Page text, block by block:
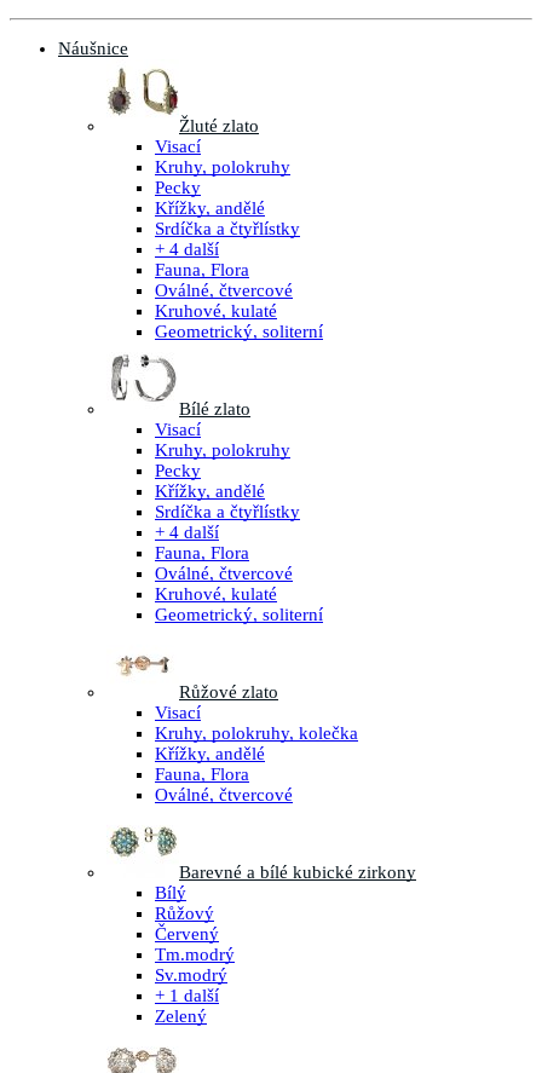
Náušnice
Žluté zlato
Visací
Kruhy, polokruhy
Pecky
Křížky, andělé
Srdíčka a čtyřlístky
+ 4 další
Fauna, Flora
Oválné, čtvercové
Kruhové, kulaté
Geometrický, soliterní
Bílé zlato
Visací
Kruhy, polokruhy
Pecky
Křížky, andělé
Srdíčka a čtyřlístky
+ 4 další
Fauna, Flora
Oválné, čtvercové
Kruhové, kulaté
Geometrický, soliterní
Růžové zlato
Visací
Kruhy, polokruhy, kolečka
Křížky, andělé
Fauna, Flora
Oválné, čtvercové
Barevné a bílé kubické zirkony
Bílý
Růžový
Červený
Tm.modrý
Sv.modrý
+ 1 další
Zelený